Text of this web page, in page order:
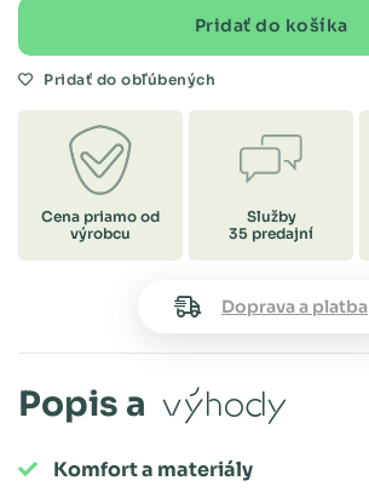
Pridať do košíka
Pridať do obľúbených
Cena priamo od
výrobcu
Služby
35 predajní
Doprava a platba
Popis a výhody
Komfort a materiály